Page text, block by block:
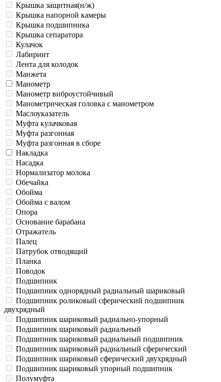
Крышка защитная(н/ж)
Крышка напорной камеры
Крышка подшипника
Крышка сепаратора
Кулачок
Лабиринт
Лента для колодок
Манжета
Манометр
Манометр виброустойчивый
Манометрическая головка c манометром
Маслоуказатель
Муфта кулачковая
Муфта разгонная
Муфта разгонная в сборе
Накладка
Насадка
Нормализатор молока
Обечайка
Обойма
Обойма с валом
Опора
Основание барабана
Отражатель
Палец
Патрубок отводящий
Планка
Поводок
Подшипник
Подшипник однорядный радиальный шариковый
Подшипник роликовый сферический подшипник
двухрядный
Подшипник шариковый радиально-упорный
Подшипник шариковый радиальный
Подшипник шариковый радиальный подшипник
Подшипник шариковый радиальный сферический
Подшипник шариковый сферический двухрядный
Подшипник шариковый упорный подшипник
Полумуфта